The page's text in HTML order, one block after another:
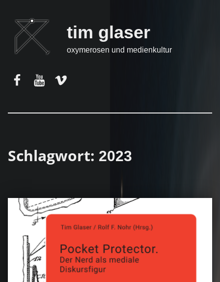
tim glaser
oxymerosen und medienkultur
Schlagwort: 2023